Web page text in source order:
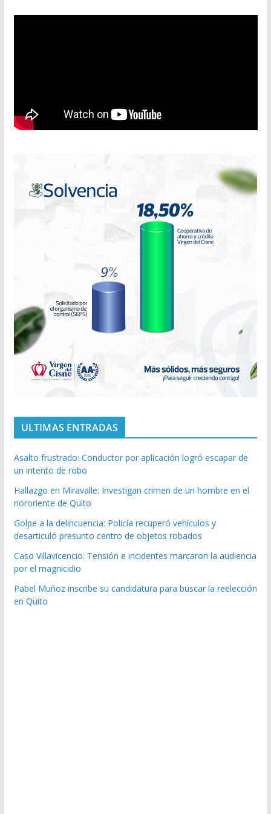
ULTIMAS ENTRADAS
Asalto frustrado: Conductor por aplicación logró escapar de
un intento de robo
Hallazgo en Miravalle: Investigan crimen de un hombre en el
nororiente de Quito
Golpe a la delincuencia: Policía recuperó vehículos y
desarticuló presunto centro de objetos robados
Caso Villavicencio: Tensión e incidentes marcaron la audiencia
por el magnicidio
Pabel Muñoz inscribe su candidatura para buscar la reelección
en Quito